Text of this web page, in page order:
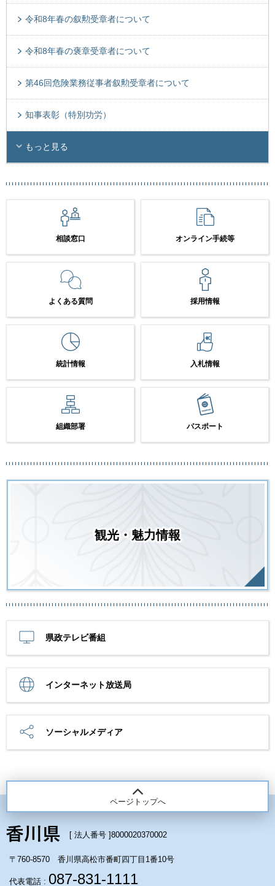
令和8年春の叙勲受章者について
令和8年春の褒章受章者について
第46回危険業務従事者叙勲受章者について
知事表彰（特別功労）
もっと見る
相談窓口 オンライン手続等
よくある質問 採用情報
統計情報 入札情報
組織部署 パスポート
観光・魅力情報
県政テレビ番組
インターネット放送局
ソーシャルメディア
ページトップへ
[ 法人番号 ]8000020370002
〒760-8570 香川県高松市番町四丁目1番10号
代表電話 : 087-831-1111